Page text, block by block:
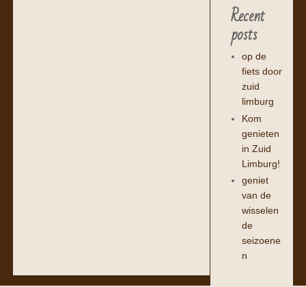
Recent
posts
op de
fiets door
zuid
limburg
Kom
genieten
in Zuid
Limburg!
geniet
van de
wisselen
de
seizoene
n